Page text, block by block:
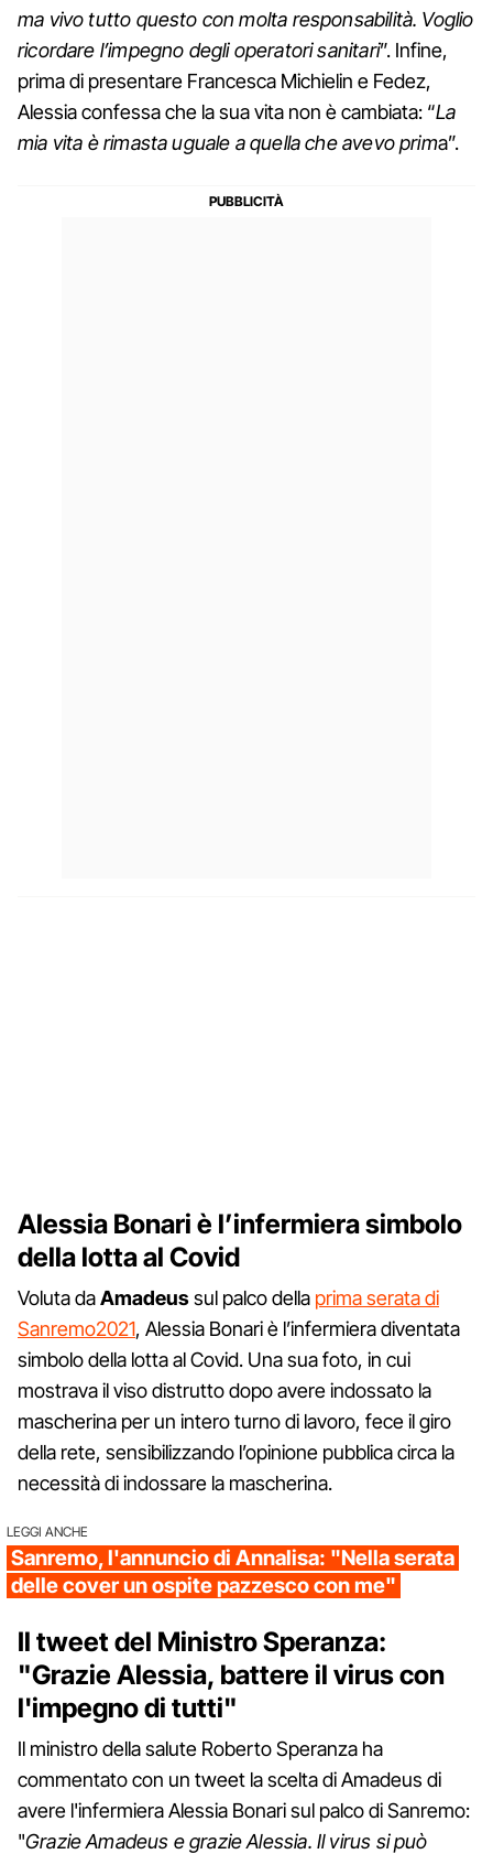
ma vivo tutto questo con molta responsabilità. Voglio
ricordare l’impegno degli operatori sanitari”. Infine,
prima di presentare Francesca Michielin e Fedez,
Alessia confessa che la sua vita non è cambiata: “La
mia vita è rimasta uguale a quella che avevo prima”.
Alessia Bonari è l’infermiera simbolo
della lotta al Covid
Voluta daAmadeussul palco della prima serata di
Sanremo2021, Alessia Bonari è l’infermiera diventata
simbolo della lotta al Covid. Una sua foto, in cui
mostrava il viso distrutto dopo avere indossato la
mascherina per un intero turno di lavoro, fece il giro
della rete, sensibilizzando l’opinione pubblica circa la
necessità di indossare la mascherina.
LEGGI ANCHE
Sanremo, l'annuncio di Annalisa: "Nella serata
delle cover un ospite pazzesco con me"
Il tweet del Ministro Speranza:
"Grazie Alessia, battere il virus con
l'impegno di tutti"
Il ministro della salute Roberto Speranza ha
commentato con un tweet la scelta di Amadeus di
avere l'infermiera Alessia Bonari sul palco di Sanremo:
"Grazie Amadeus e grazie Alessia. Il virus si può